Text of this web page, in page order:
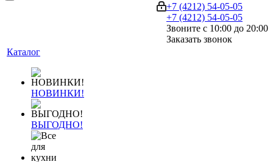
+7 (4212) 54-05-05
+7 (4212) 54-05-05
Звоните с 10:00 до 20:00
Заказать звонок
Каталог
НОВИНКИ!
ВЫГОДНО!